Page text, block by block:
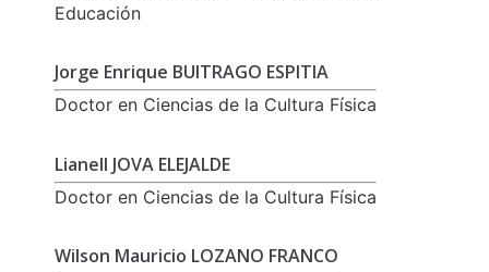
Educación
Jorge Enrique BUITRAGO ESPITIA
Doctor en Ciencias de la Cultura Física
Lianell JOVA ELEJALDE
Doctor en Ciencias de la Cultura Física
Wilson Mauricio LOZANO FRANCO